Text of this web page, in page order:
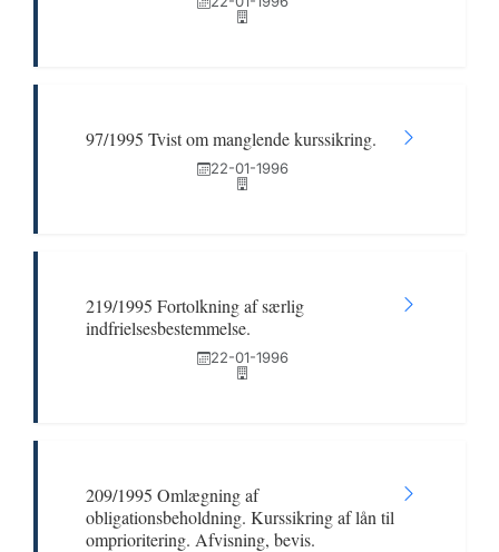
97/1995 Tvist om manglende kurssikring.
22-01-1996
219/1995 Fortolkning af særlig
indfrielsesbestemmelse.
22-01-1996
209/1995 Omlægning af
obligationsbeholdning. Kurssikring af lån til
omprioritering. Afvisning, bevis.